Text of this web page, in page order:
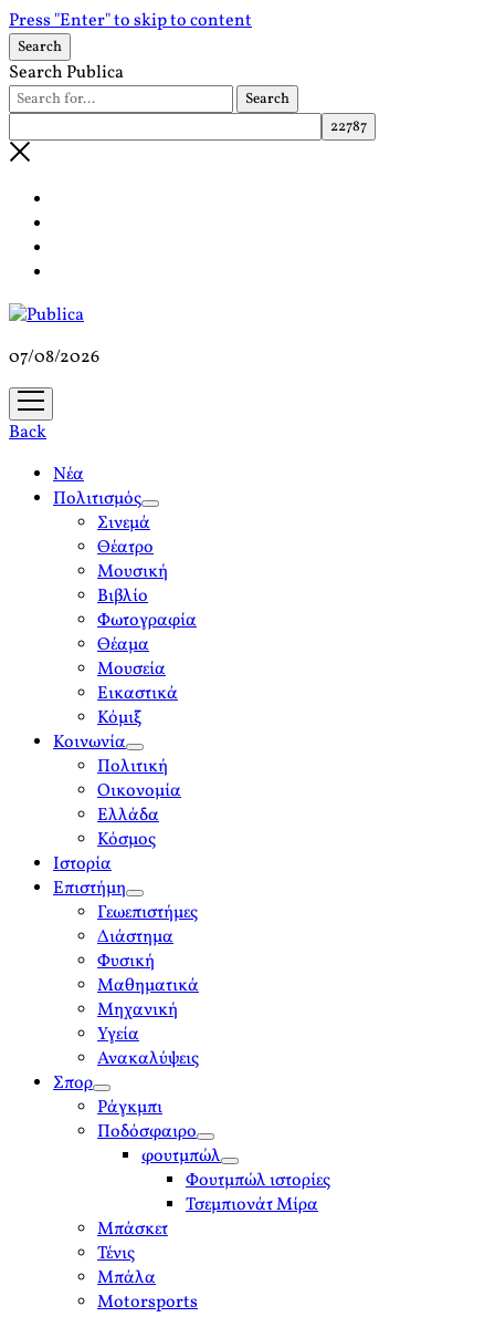
Press "Enter" to skip to content
Search
Search Publica
07/08/2026
open
menu
Back
Νέα
Πολιτισμός
open
menu
Σινεμά
Θέατρο
Μουσική
Βιβλίο
Φωτογραφία
Θέαμα
Μουσεία
Εικαστικά
Κόμιξ
Κοινωνία
open
menu
Πολιτική
Οικονομία
Ελλάδα
Κόσμος
Ιστορία
Επιστήμη
open
menu
Γεωεπιστήμες
Διάστημα
Φυσική
Μαθηματικά
Μηχανική
Υγεία
Ανακαλύψεις
Σπορ
open
menu
Ράγκμπι
Ποδόσφαιρο
open
menu
φουτμπώλ
open
menu
Φουτμπώλ ιστορίες
Τσεμπιονάτ Μίρα
Μπάσκετ
Τένις
Μπάλα
Motorsports